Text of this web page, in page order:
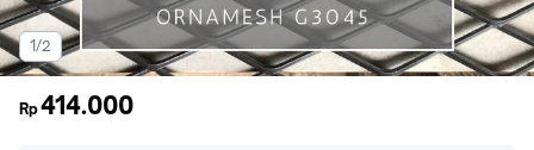
1/2
Rp414.000